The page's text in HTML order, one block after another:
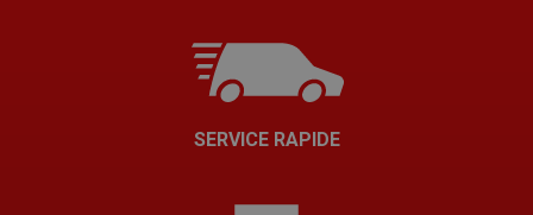
SERVICE RAPIDE